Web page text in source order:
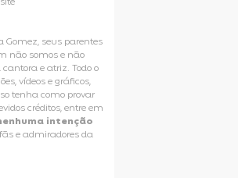
Gomez, seus parentes
não somos e não
e atriz. Todo o
vídeos e gráficos,
tenha como provar
créditos, entre em
intenção
e admiradores da